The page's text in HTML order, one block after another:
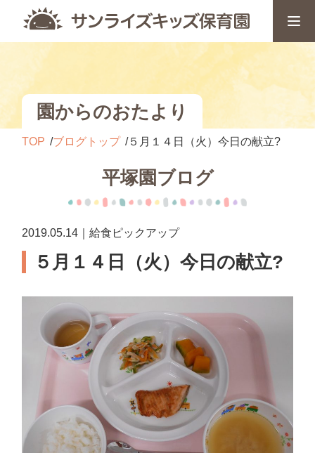
園からのおたより
TOP ブログトップ ５月１４日（火）今日の献立?
平塚園ブログ
2019.05.14｜給食ピックアップ
５月１４日（火）今日の献立?